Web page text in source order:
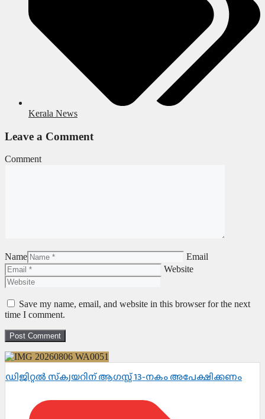
Kerala News
Leave a Comment
Comment
Name
Email
Website
Save my name, email, and website in this browser for the next
time I comment.
ഡിജിറ്റൽ സ്‌ക്വയറിന് ആഗസ്റ്റ് 13-നകം അപേക്ഷിക്കണം